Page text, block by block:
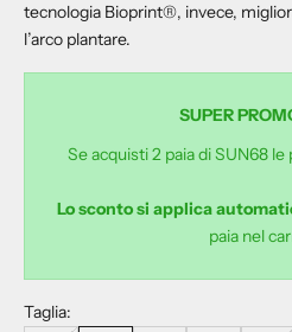
tecnologia Bioprint®, invece,
l’arco plantare.
SUPER
Se acquisti 2 paia di SUN68 le
Lo sconto si applica
paia nel
Taglia: